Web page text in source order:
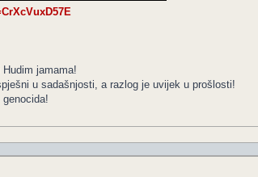
jamama!
u sadašnjosti, a razlog je uvijek u prošlosti!